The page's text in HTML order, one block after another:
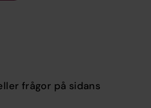
frågor på sidans